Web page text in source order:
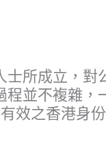
所成立，對
並不複雜，
效之香港身